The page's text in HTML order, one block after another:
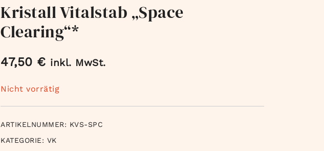
Kristall Vitalstab „Space
Clearing“*
47,50 € inkl. MwSt.
Nicht vorrätig
ARTIKELNUMMER: KVS-SPC
KATEGORIE: VK